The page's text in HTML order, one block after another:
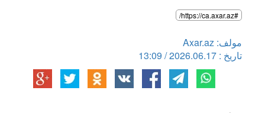
#https://ca.axar.az/
مولف: Axar.az
تاریخ : 2026.06.17 / 13:09